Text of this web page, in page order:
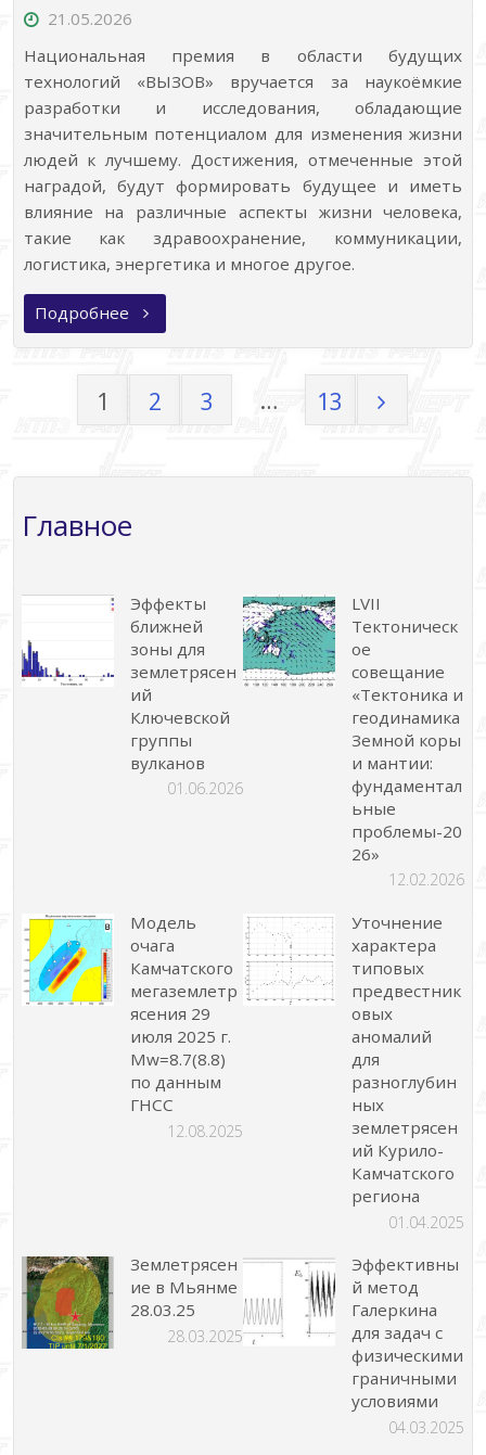
21.05.2026
Национальная премия в области будущих
технологий «ВЫЗОВ» вручается за наукоёмкие
разработки и исследования, обладающие
значительным потенциалом для изменения жизни
людей к лучшему. Достижения, отмеченные этой
наградой, будут формировать будущее и иметь
влияние на различные аспекты жизни человека,
такие как здравоохранение, коммуникации,
логистика, энергетика и многое другое.
Подробнее «Премия
«ВЫЗОВ»»
Пагинация
записей
1 2 3 … 13
Главное
Эффекты
ближней
зоны для
землетрясен
ий
Ключевской
группы
вулканов
01.06.2026
LVII
Тектоническ
ое
совещание
«Тектоника и
геодинамика
Земной коры
и мантии:
фундаментал
ьные
проблемы-20
26»
12.02.2026
Модель
очага
Камчатского
мегаземлетр
ясения 29
июля 2025 г.
Mw=8.7(8.8)
по данным
ГНСС
12.08.2025
Уточнение
характера
типовых
предвестник
овых
аномалий
для
разноглубин
ных
землетрясен
ий Курило-
Камчатского
региона
01.04.2025
Землетрясен
ие в Мьянме
28.03.25
28.03.2025
Эффективны
й метод
Галеркина
для задач с
физическими
граничными
условиями
04.03.2025